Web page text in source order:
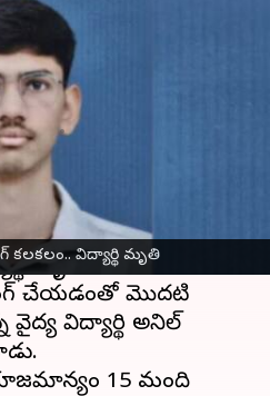
విద్యార్థి మృతి
College:
ర్యాగింగ్
మృతి
2024 02:40 pm
ధర్‌పూర్ మెడికల్ కాలేజీలో
మృతి చెందారు.
చేయడంతో మొదటి
వైద్య విద్యార్థి అనిల్
15 మంది